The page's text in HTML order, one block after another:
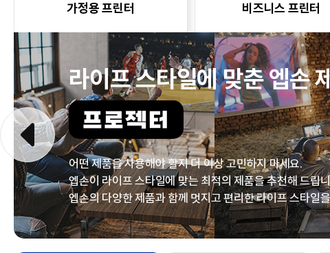
가정용 프린터 비즈니스 프린터
라이프 스타일에 맞춘엡손
프로젝터
어떤 제품을 사용해야 할지 더 이상 고민하지 마세요.
엡손이 라이프 스타일에 맞는 최적의 제품을추천해 드립
엡손의 다양한 제품과 함께 멋지고편리한 라이프 스타일